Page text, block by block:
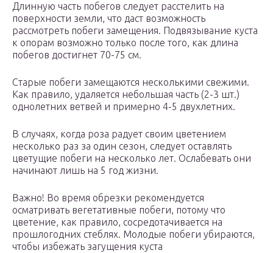
Длинную часть побегов следует расстелить на
поверхности земли, что даст возможность
рассмотреть побеги замещения. Подвязывание куста
к опорам возможно только после того, как длина
побегов достигнет 70-75 см.
Старые побеги замещаются несколькими свежими.
Как правило, удаляется небольшая часть (2-3 шт.)
однолетних ветвей и примерно 4-5 двухлетних.
В случаях, когда роза радует своим цветением
несколько раз за один сезон, следует оставлять
цветущие побеги на несколько лет. Ослабевать они
начинают лишь на 5 год жизни.
Важно! Во время обрезки рекомендуется
осматривать вегетативные побеги, потому что
цветение, как правило, сосредотачивается на
прошлогодних стеблях. Молодые побеги убираются,
чтобы избежать загущения куста